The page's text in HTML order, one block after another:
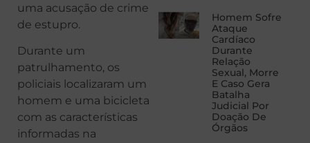
uma acusação de crime
de estupro.
Durante um
patrulhamento, os
policiais localizaram um
homem e uma bicicleta
com as características
informadas na
Homem Sofre
Ataque
Cardíaco
Durante
Relação
Sexual, Morre
E Caso Gera
Batalha
Judicial Por
Doação De
Órgãos